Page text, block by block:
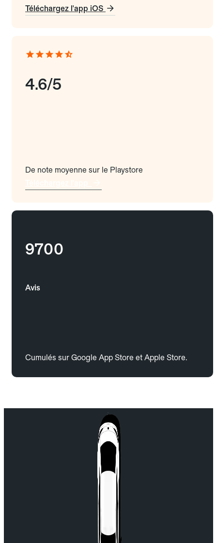
Téléchargez l'app iOS
4.6/5
De note moyenne sur le Playstore
9700
Avis
Cumulés sur Google App Store et Apple Store.